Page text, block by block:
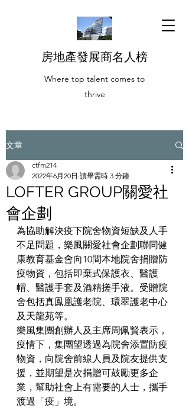
房地產發展商名人榜
Where top talent comes to
thrive
文章
LOFTER GROUP關愛社
會企劃
ctfm214
2022年6月20日 讀畢需時 3 分鐘
為協助解決疫下院舍物資短缺及人手
不足問題，樂風關愛社會企劃聯同健
康教育基金會向10間本地院舍捐贈防
疫物資，包括即棄式保護衣、醫護
帽、醫護手套及酒精搓手液。受贈院
舍包括真鳯凰護老院、環翠護老中心
及天龍苑等。
樂風集團創辦人及主席周佩賢表示，
疫情下，集團望透過為院舍添置防疫
物資，向院舍前線人員及院友提供支
援，並期望是次捐贈可鼓勵更多企
業，幫助社會上有需要的人士，攜手
渡過「疫」境。